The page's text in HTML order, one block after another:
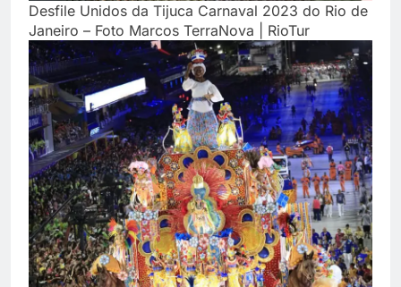
Desfile Unidos da Tijuca Carnaval 2023 do Rio de
Janeiro – Foto Marcos TerraNova | RioTur